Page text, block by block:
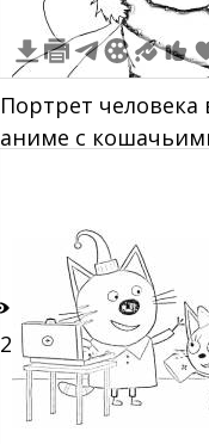
Портрет человека
аниме с
12